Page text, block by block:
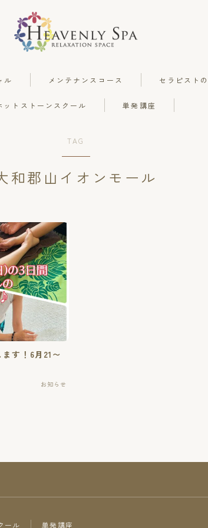
ル メンテナンスコース セラピスト
ットストーンスクール 単発講座
テナンスコース
ストの手癒力と感性を高めるスク
ストーンスクール
座
・お問い合わせ
体と精神の豆知識
TAG
和郡山イオンモール
す！6月21〜
お知らせ
ール 単発講座